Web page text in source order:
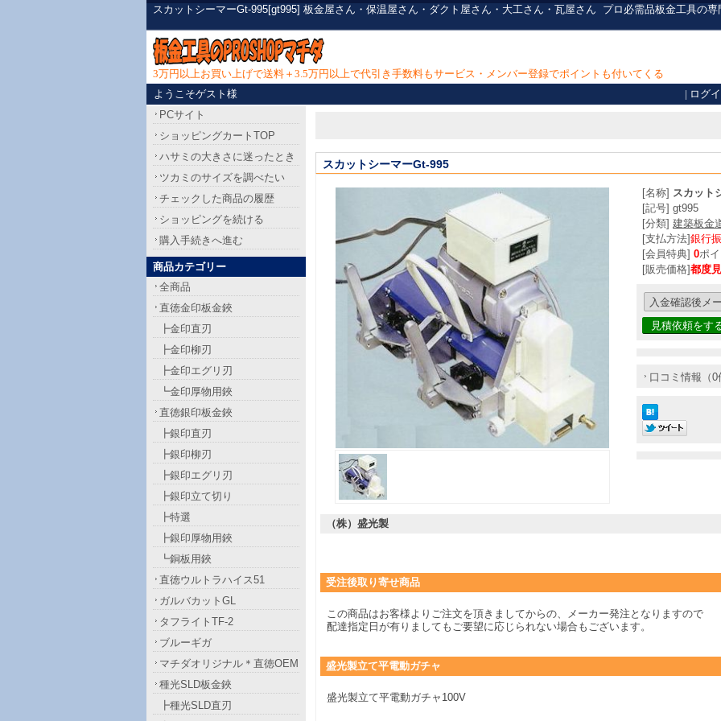
スカットシーマーGt-995[gt995] 板金屋さん・保温屋さん・ダクト屋さん・大工さん・瓦屋さん プロ必需品板金工具の専
3万円以上お買い上げで送料＋3.5万円以上で代引き手数料もサービス・メンバー登録でポイントも付いてくる
ようこそゲスト様
| ログ
スカットシーマーGt-995
[名称] スカット
[記号] gt995
[分類] 建築板金
[支払方法]銀行
[会員特典] 0ポ
[販売価格]都度
見積依頼をす
口コミ情報（0
（株）盛光製
受注後取り寄せ商品
この商品はお客様よりご注文を頂きましてからの、メーカー発注となりますので
配達指定日が有りましてもご要望に応じられない場合もございます。
盛光製立て平電動ガチャ
盛光製立て平電動ガチャ100V
PCサイト
ショッピングカートTOP
ハサミの大きさに迷ったとき
ツカミのサイズを調べたい
チェックした商品の履歴
ショッピングを続ける
購入手続きへ進む
商品カテゴリー
全商品
直徳金印板金鋏
┣金印直刃
┣金印柳刃
┣金印エグリ刃
┗金印厚物用鋏
直徳銀印板金鋏
┣銀印直刃
┣銀印柳刃
┣銀印エグリ刃
┣銀印立て切り
┣特選
┣銀印厚物用鋏
┗銅板用鋏
直徳ウルトラハイス51
ガルバカットGL
タフライトTF-2
ブルーギガ
マチダオリジナル＊直徳OEM
種光SLD板金鋏
┣種光SLD直刃